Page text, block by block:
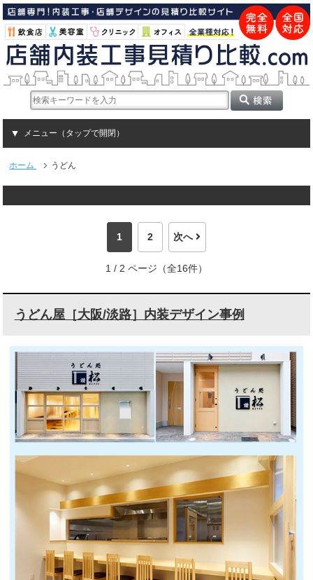
メニュー（タップで開閉）
ホーム うどん
1 2 次へ
1 / 2 ページ（全16件）
うどん屋［大阪/淡路］内装デザイン事例